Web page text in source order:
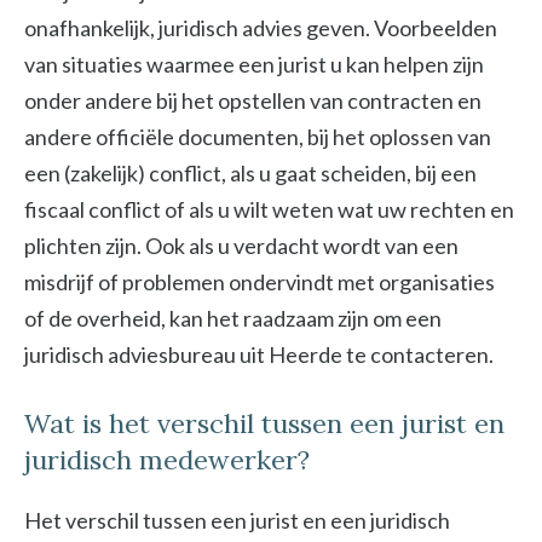
onafhankelijk, juridisch advies geven. Voorbeelden
van situaties waarmee een jurist u kan helpen zijn
onder andere bij het opstellen van contracten en
andere officiële documenten, bij het oplossen van
een (zakelijk) conflict, als u gaat scheiden, bij een
fiscaal conflict of als u wilt weten wat uw rechten en
plichten zijn. Ook als u verdacht wordt van een
misdrijf of problemen ondervindt met organisaties
of de overheid, kan het raadzaam zijn om een
juridisch adviesbureau uit Heerde te contacteren.
Wat is het verschil tussen een jurist en
juridisch medewerker?
Het verschil tussen een jurist en een juridisch